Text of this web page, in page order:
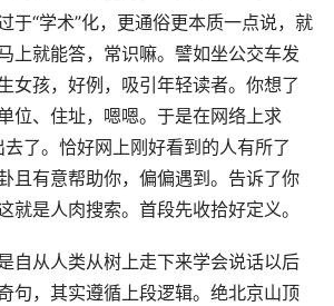
于“学术”化，更通俗更本质一点说，就
上就能答，常识嘛。譬如坐公交车发
女孩，好例，吸引年轻读者。你想了
位、住址，嗯嗯。于是在网络上求
了。恰好网上刚好看到的人有所了
且有意帮助你，偏偏遇到。告诉了你
就是人肉搜索。首段先收拾好定义。
从人类从树上走下来学会说话以后
句，其实遵循上段逻辑。绝北京山顶